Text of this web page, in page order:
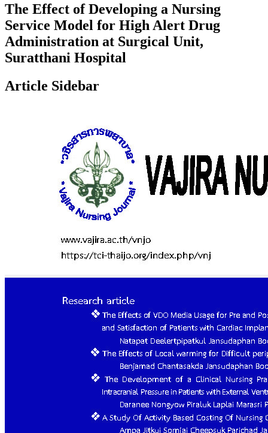
The Effect of Developing a Nursing
Service Model for High Alert Drug
Administration at Surgical Unit,
Suratthani Hospital
Article Sidebar